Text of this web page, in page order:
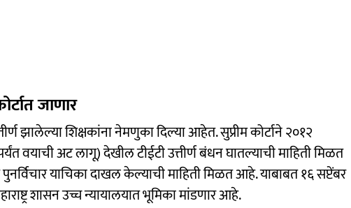
जाणार
झालेल्या शिक्षकांना नेमणुका दिल्या आहेत. सुप्रीम कोर्टाने २०१२
वयाची अट लागू) देखील टीईटी उत्तीर्ण बंधन घातल्याची माहिती मिळत
याचिका दाखल केल्याची माहिती मिळत आहे. याबाबत १६ सप्टेंबर
शासन उच्च न्यायालयात भूमिका मांडणार आहे.